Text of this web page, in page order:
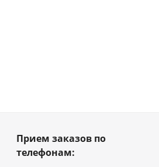
Прием заказов по
телефонам: